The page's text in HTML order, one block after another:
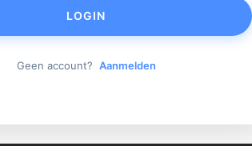
LOGIN
Geen account? Aanmelden